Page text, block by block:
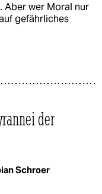
Aber wer Moral nur
gefährliches
der
Schroer